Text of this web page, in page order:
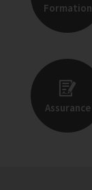
Formation
Assurance